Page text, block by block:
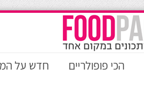
הכי פופולריים חדש על